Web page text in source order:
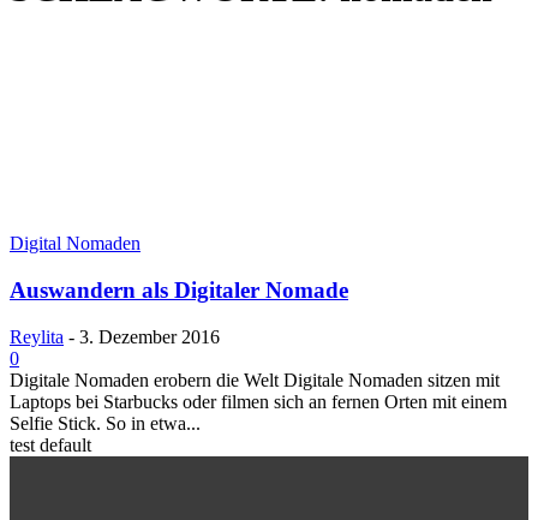
Digital Nomaden
Auswandern als Digitaler Nomade
Reylita - 3. Dezember 2016
0
Digitale Nomaden erobern die Welt Digitale Nomaden sitzen mit
Laptops bei Starbucks oder filmen sich an fernen Orten mit einem
Selfie Stick. So in etwa...
test default